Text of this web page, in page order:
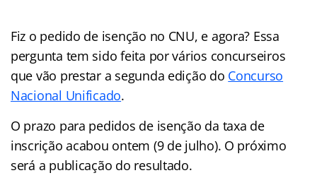
Fiz o pedido de isenção no CNU, e agora? Essa
pergunta tem sido feita por vários concurseiros
que vão prestar a segunda edição do Concurso
Nacional Unificado.
O prazo para pedidos de isenção da taxa de
inscrição acabou ontem (9 de julho). O próximo
será a publicação do resultado.